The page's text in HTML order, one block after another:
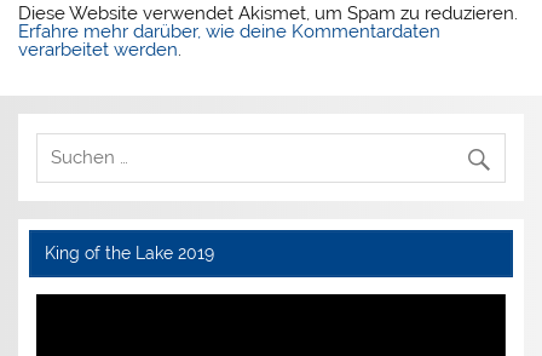
Diese Website verwendet Akismet, um Spam zu reduzieren.
Erfahre mehr darüber, wie deine Kommentardaten
verarbeitet werden.
King of the Lake 2019
Video-